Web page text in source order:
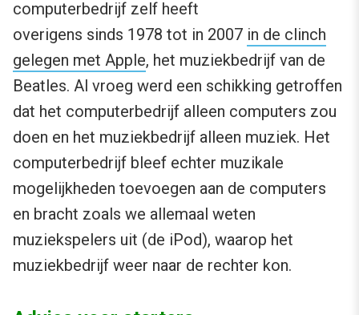
computerbedrijf zelf heeft
overigens sinds 1978 tot in 2007 in de clinch
gelegen met Apple, het muziekbedrijf van de
Beatles. Al vroeg werd een schikking getroffen
dat het computerbedrijf alleen computers zou
doen en het muziekbedrijf alleen muziek. Het
computerbedrijf bleef echter muzikale
mogelijkheden toevoegen aan de computers
en bracht zoals we allemaal weten
muziekspelers uit (de iPod), waarop het
muziekbedrijf weer naar de rechter kon.